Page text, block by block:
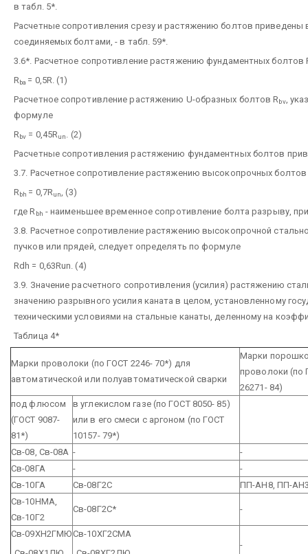
в табл. 5*.
Расчетные сопротивления срезу и растяжению болтов приведены
соединяемых болтами, - в табл. 59*.
3.6*. Расчетное сопротивление растяжению фундаментных болтов
Rba = 0,5R. (1)
Расчетное сопротивление растяжению U-образных болтов Rbv,
формуле
Rbv = 0,45Run
. (2)
Расчетные сопротивления растяжению фундаментных болтов
3.7. Расчетное сопротивление растяжению высокопрочных болтов
Rbh = 0,7Run , (3)
где R bh - наименьшее временное сопротивление болта разрыву,
3.8. Расчетное сопротивление растяжению высокопрочной
пучков или прядей, следует определять по формуле
Rdh = 0,63Run. (4)
3.9. Значение расчетного сопротивления (усилия) растяжению
значению разрывного усилия каната в целом, установленному
техническими условиями на стальные канаты, деленному на
Таблица 4*
Марки проволоки (по ГОСТ 2246- 70*) для
автоматической или полуавтоматической сварки
Марки
проволоки (по
26271- 84)
под флюсом
(ГОСТ 9087-
81*)
в углекислом газе (по ГОСТ 8050- 85)
или в его смеси с аргоном (по ГОСТ
10157- 79*)
Св-08, Св-08А -
-
Св-08ГА
-
-
Св-10ГА
Св-08Г2С
ПП-АН8, ПП-
Св-10НМА,
Св-10Г2
Св-08Г2С* -
Св-09ХН2ГМЮСв-10ХГ2СМА
-